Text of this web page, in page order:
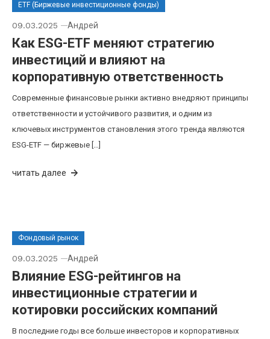
ETF (Биржевые инвестиционные фонды)
09.03.2025 Андрей
Как ESG-ETF меняют стратегию
инвестиций и влияют на
корпоративную ответственность
Современные финансовые рынки активно внедряют принципы
ответственности и устойчивого развития, и одним из
ключевых инструментов становления этого тренда являются
ESG-ETF — биржевые […]
читать далее
Фондовый рынок
09.03.2025 Андрей
Влияние ESG-рейтингов на
инвестиционные стратегии и
котировки российских компаний
В последние годы все больше инвесторов и корпоративных